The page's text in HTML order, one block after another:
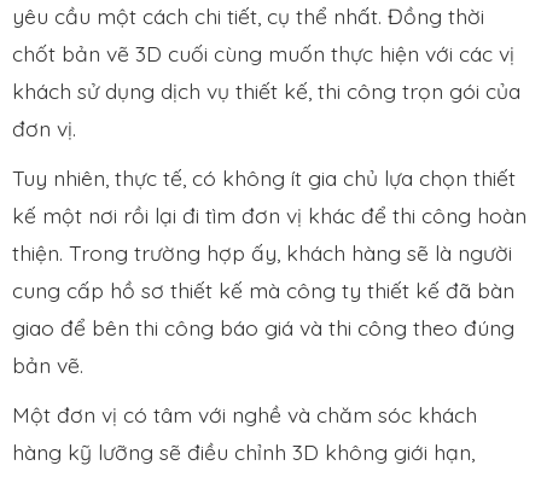
yêu cầu một cách chi tiết, cụ thể nhất. Đồng thời
chốt bản vẽ 3D cuối cùng muốn thực hiện với các vị
khách sử dụng dịch vụ thiết kế, thi công trọn gói của
đơn vị.
Tuy nhiên, thực tế, có không ít gia chủ lựa chọn thiết
kế một nơi rồi lại đi tìm đơn vị khác để thi công hoàn
thiện. Trong trường hợp ấy, khách hàng sẽ là người
cung cấp hồ sơ thiết kế mà công ty thiết kế đã bàn
giao để bên thi công báo giá và thi công theo đúng
bản vẽ.
Một đơn vị có tâm với nghề và chăm sóc khách
hàng kỹ lưỡng sẽ điều chỉnh 3D không giới hạn,